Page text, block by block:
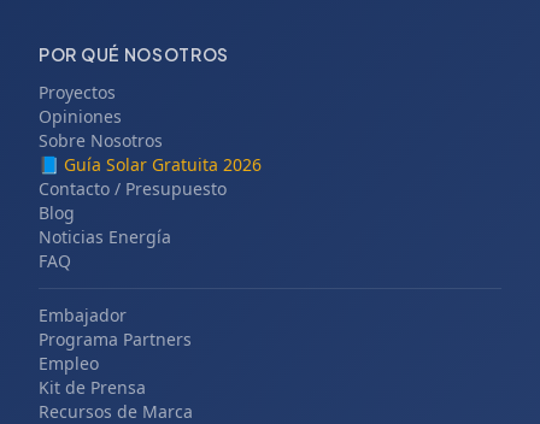
POR QUÉ NOSOTROS
Proyectos
Opiniones
Sobre Nosotros
📘 Guía Solar Gratuita 2026
Contacto / Presupuesto
Blog
Noticias Energía
FAQ
Embajador
Programa Partners
Empleo
Kit de Prensa
Recursos de Marca